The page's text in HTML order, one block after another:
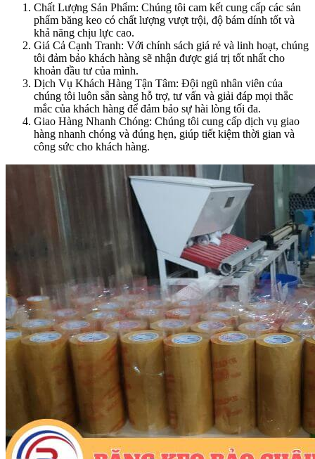
Chất Lượng Sản Phẩm: Chúng tôi cam kết cung cấp các sản
phẩm băng keo có chất lượng vượt trội, độ bám dính tốt và
khả năng chịu lực cao.
Giá Cả Cạnh Tranh: Với chính sách giá rẻ và linh hoạt, chúng
tôi đảm bảo khách hàng sẽ nhận được giá trị tốt nhất cho
khoản đầu tư của mình.
Dịch Vụ Khách Hàng Tận Tâm: Đội ngũ nhân viên của
chúng tôi luôn sẵn sàng hỗ trợ, tư vấn và giải đáp mọi thắc
mắc của khách hàng để đảm bảo sự hài lòng tối đa.
Giao Hàng Nhanh Chóng: Chúng tôi cung cấp dịch vụ giao
hàng nhanh chóng và đúng hẹn, giúp tiết kiệm thời gian và
công sức cho khách hàng.